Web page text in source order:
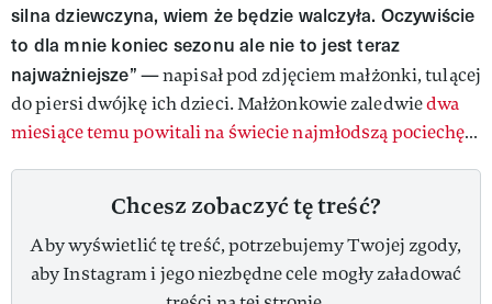
silna dziewczyna, wiem że będzie walczyła. Oczywiście
to dla mnie koniec sezonu ale nie to jest teraz
najważniejsze”— napisał pod zdjęciem małżonki, tulącej
do piersi dwójkę ich dzieci. Małżonkowie zaledwiedwa
miesiące temu powitali na świecie najmłodszą pociechę…
Chcesz zobaczyć tę treść?
Aby wyświetlić tę treść, potrzebujemy Twojej zgody,
aby Instagram i jego niezbędne cele mogły załadować